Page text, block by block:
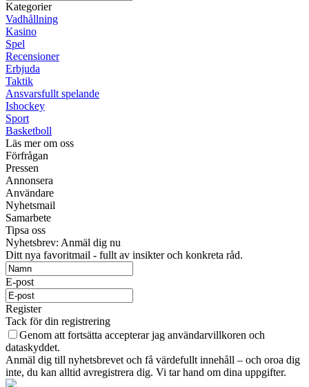
Kategorier
Vadhållning
Kasino
Spel
Recensioner
Erbjuda
Taktik
Ansvarsfullt spelande
Ishockey
Sport
Basketboll
Läs mer om oss
Förfrågan
Pressen
Annonsera
Användare
Nyhetsmail
Samarbete
Tipsa oss
Nyhetsbrev: Anmäl dig nu
Ditt nya favoritmail - fullt av insikter och konkreta råd.
E-post
Register
Tack för din registrering
Genom att fortsätta accepterar jag användarvillkoren och
dataskyddet.
Anmäl dig till nyhetsbrevet och få värdefullt innehåll – och oroa dig
inte, du kan alltid avregistrera dig. Vi tar hand om dina uppgifter.